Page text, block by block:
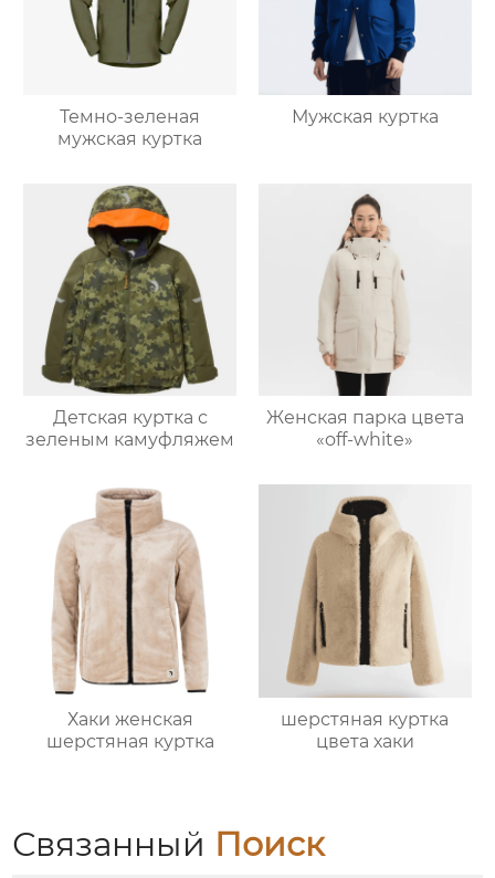
Темно-зеленая
мужская куртка
Мужская куртка
Детская куртка с
зеленым камуфляжем
Женская парка цвета
«off-white»
Хаки женская
шерстяная куртка
шерстяная куртка
цвета хаки
Связанный Поиск